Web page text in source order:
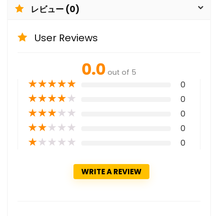
レビュー (0)
User Reviews
0.0 out of 5
★★★★★ 0
★★★★★ 0
★★★★★ 0
★★★★★ 0
★★★★★ 0
WRITE A REVIEW